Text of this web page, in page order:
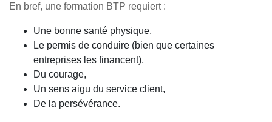
En bref, une formation BTP requiert :
Une bonne santé physique,
Le permis de conduire (bien que certaines
entreprises les financent),
Du courage,
Un sens aigu du service client,
De la persévérance.